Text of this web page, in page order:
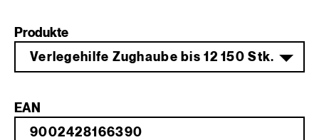
Produkte
Verlegehilfe Zughaube bis 12 150 Stk.
EAN